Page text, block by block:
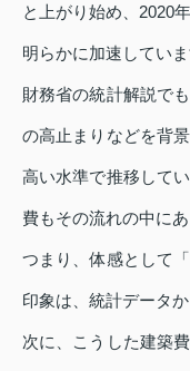
と上がり始め、2020
明らかに加速していま
財務省の統計解説で
の高止まりなどを背
高い水準で推移して
費もその流れの中にあ
つまり、体感として
印象は、統計データ
次に、こうした建築